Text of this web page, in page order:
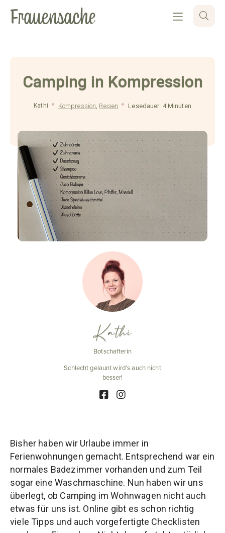
Camping in Kompression
Kathi Kompression, Reisen Lesedauer: 4 Minuten
Kathi
Botschafterin
Schlecht gelaunt wird’s auch nicht
besser!
Bisher haben wir Urlaube immer in
Ferienwohnungen gemacht. Entsprechend war ein
normales Badezimmer vorhanden und zum Teil
sogar eine Waschmaschine. Nun haben wir uns
überlegt, ob Camping im Wohnwagen nicht auch
etwas für uns ist. Online gibt es schon richtig
viele Tipps und auch vorgefertigte Checklisten